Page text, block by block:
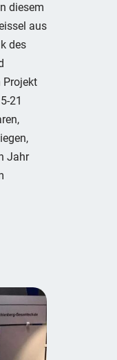
diesem
aus
des
Projekt
21
Jahr